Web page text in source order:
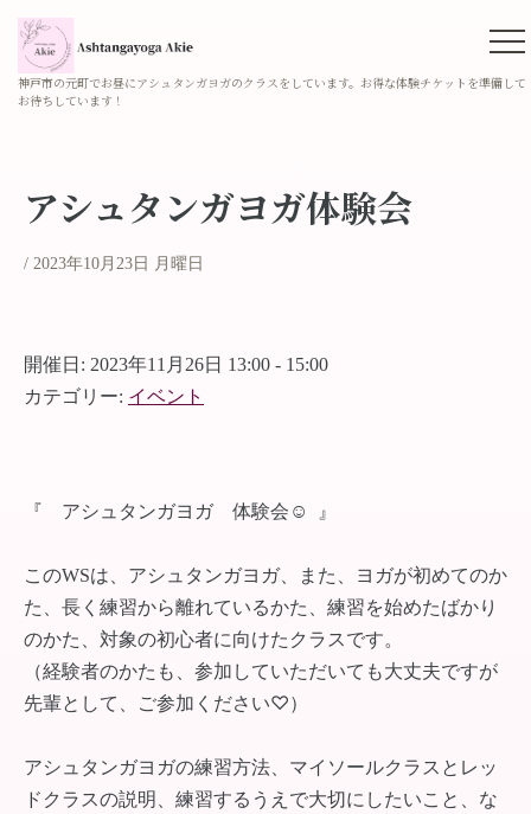
神戸市の元町でお昼にアシュタンガヨガのクラスをしています。お得な体験チケットを準備して
お待ちしています！
アシュタンガヨガ体験会
2023年10月23日 月曜日
開催日: 2023年11月26日 13:00 - 15:00
カテゴリー: イベント
『 アシュタンガヨガ 体験会☺︎ 』
このWSは、アシュタンガヨガ、また、ヨガが初めてのか
た、長く練習から離れているかた、練習を始めたばかり
のかた、対象の初心者に向けたクラスです。
（経験者のかたも、参加していただいても大丈夫ですが
先輩として、ご参加ください♡）
アシュタンガヨガの練習方法、マイソールクラスとレッ
ドクラスの説明、練習するうえで大切にしたいこと、な